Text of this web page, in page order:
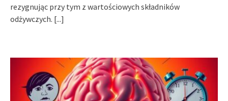
rezygnując przy tym z wartościowych składników
odżywczych. [...]